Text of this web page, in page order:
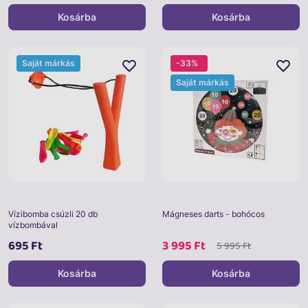
Kosárba Kosárba
Vízibomba csúzli 20 db
vízbombával
695 Ft
Saját márkás
Kosárba
Mágneses darts - bohócos
3 995 Ft 5 995 Ft
-33%
Saját márkás
Kosárba